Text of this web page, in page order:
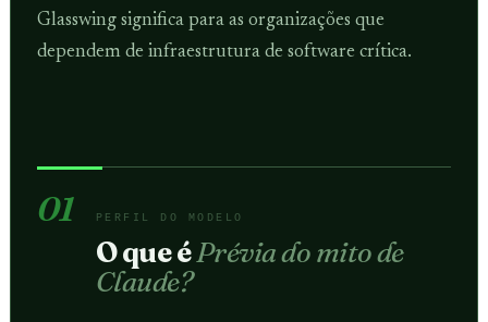
Glasswing significa para as organizações que
dependem de infraestrutura de software crítica.
01 PERFIL DO MODELO
O que éPrévia do mito de
Claude?